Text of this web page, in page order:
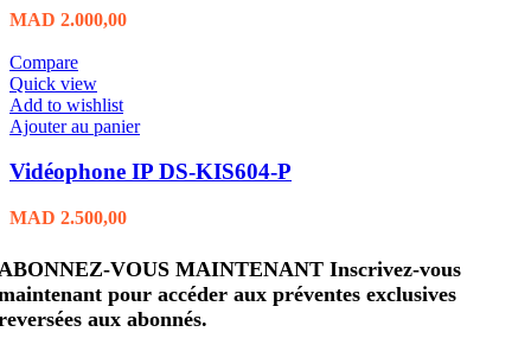
MAD 2.000,00
Compare
Quick view
Add to wishlist
Ajouter au panier
Vidéophone IP DS-KIS604-P
MAD 2.500,00
VOUS MAINTENANT Inscrivez-vous
pour accéder aux préventes exclusives
aux abonnés.